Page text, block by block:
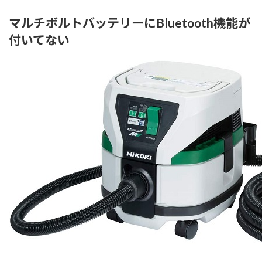
マルチボルトバッテリーにBluetooth機能が
付いてない